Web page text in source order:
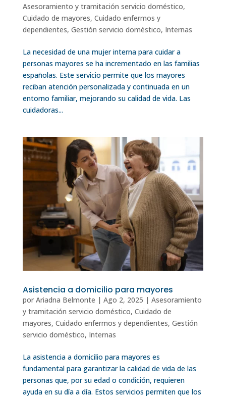
Asesoramiento y tramitación servicio doméstico,
Cuidado de mayores, Cuidado enfermos y
dependientes, Gestión servicio doméstico, Internas
La necesidad de una mujer interna para cuidar a
personas mayores se ha incrementado en las familias
españolas. Este servicio permite que los mayores
reciban atención personalizada y continuada en un
entorno familiar, mejorando su calidad de vida. Las
cuidadoras...
Asistencia a domicilio para mayores
por Ariadna Belmonte | Ago 2, 2025 | Asesoramiento
y tramitación servicio doméstico, Cuidado de
mayores, Cuidado enfermos y dependientes, Gestión
servicio doméstico, Internas
La asistencia a domicilio para mayores es
fundamental para garantizar la calidad de vida de las
personas que, por su edad o condición, requieren
ayuda en su día a día. Estos servicios permiten que los